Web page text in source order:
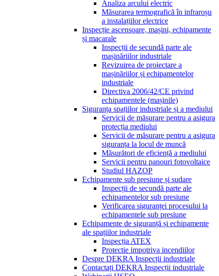
Analiza arcului electric
Măsurarea termografică în infraroșu
a instalațiilor electrice
Inspecție ascensoare, mașini, echipamente
și macarale
Inspecții de secundă parte ale
mașinăriilor industriale
Revizuirea de proiectare a
mașinăriilor și echipamentelor
industriale
Directiva 2006/42/CE privind
echipamentele (mașinile)
Siguranța spațiilor industriale și a mediului
Servicii de măsurare pentru a asigura
protecția mediului
Servicii de măsurare pentru a asigura
siguranța la locul de muncă
Măsurători de eficiență a mediului
Servicii pentru panouri fotovoltaice
Studiul HAZOP
Echipamente sub presiune și sudare
Inspecții de secundă parte ale
echipamentelor sub presiune
Verificarea siguranței procesului la
echipamentele sub presiune
Echipamente de siguranță și echipamente
ale spațiilor industriale
Inspecția ATEX
Protectie impotriva incendiilor
Despre DEKRA Inspecții industriale
Contactați DEKRA Inspecții industriale